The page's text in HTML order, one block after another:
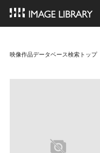
映像作品データベース検索トップ